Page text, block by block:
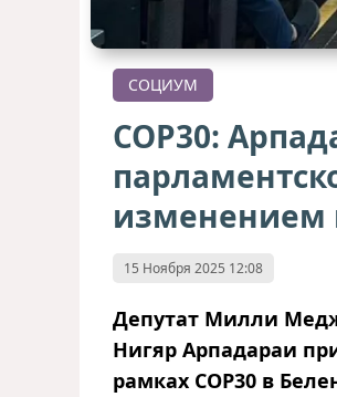
СОЦИУМ
COP30:
изменением
15 Ноября 2025 12:08
Депутат Милли
Нигяр Арпадараи
рамках COP30 в